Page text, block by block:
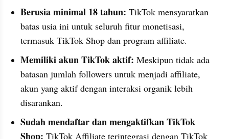
Berusia minimal 18 tahun: TikTok mensyaratkan
batas usia ini untuk seluruh fitur monetisasi,
termasuk TikTok Shop dan program affiliate.
Memiliki akun TikTok aktif: Meskipun tidak ada
batasan jumlah followers untuk menjadi affiliate,
akun yang aktif dengan interaksi organik lebih
disarankan.
Sudah mendaftar dan mengaktifkan TikTok
Shop: TikTok Affiliate terintegrasi dengan TikTok